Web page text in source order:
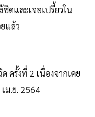
ดและเจอเปรี้ยวใน
แล้ว
ครั้งที่ 2 เนื่องจากเคย
ม.ย. 2564